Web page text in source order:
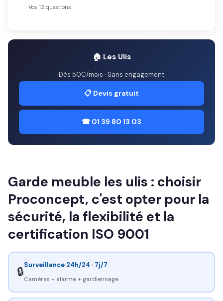
Vos 12 questions
🏠 Les Ulis
Dès 50€/mois · Sans engagement
📋 Devis gratuit
☎ 01 39 80 13 03
Garde meuble les ulis : choisir
Proconcept, c'est opter pour la
sécurité, la flexibilité et la
certification ISO 9001
🔒Surveillance 24h/24 · 7j/7
Caméras + alarme + gardiennage